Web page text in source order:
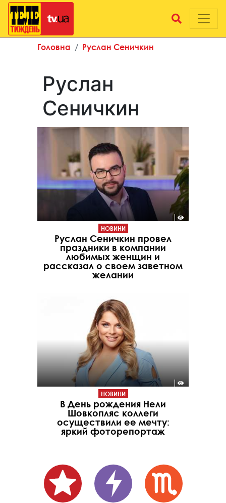
Головна Руслан Сеничкин
Руслан
Сеничкин
НОВИНИ
Руслан Сеничкин провел
праздники в компании
любимых женщин и
рассказал о своем заветном
желании
НОВИНИ
В День рождения Нели
Шовкопляс коллеги
осуществили ее мечту:
яркий фоторепортаж